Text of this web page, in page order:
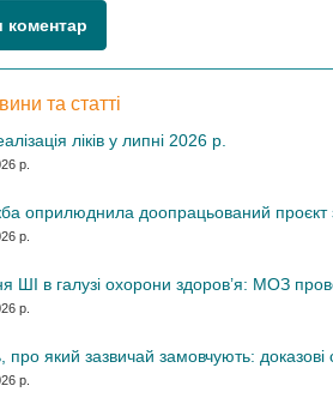
коментар
та статті
ліків у липні 2026 р.
р.
оприлюднила доопрацьований проєкт
р.
ШІ в галузі охорони здоров’я: МОЗ
р.
про який зазвичай замовчують:
р.